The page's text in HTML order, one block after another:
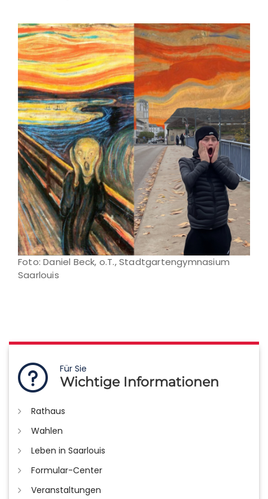
Foto: Daniel Beck, o.T., Stadtgartengymnasium
Saarlouis
Für Sie
Wichtige Informationen
Rathaus
Wahlen
Leben in Saarlouis
Formular-Center
Veranstaltungen